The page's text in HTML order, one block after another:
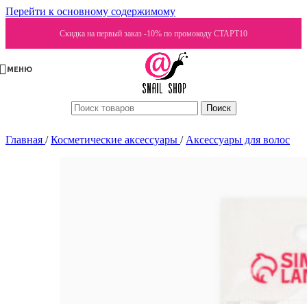
Перейти к основному содержимому
Скидка на первый заказ -10% по промокоду СТАРТ10
МЕНЮ
Поиск
Главная / Косметические аксессуары / Аксессуары для волос